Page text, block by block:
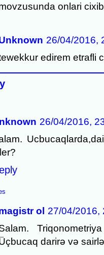
onlari
26/04/2016,
edirem etrafli
26/04/2016,
ol
27/04/2016,
darirə və